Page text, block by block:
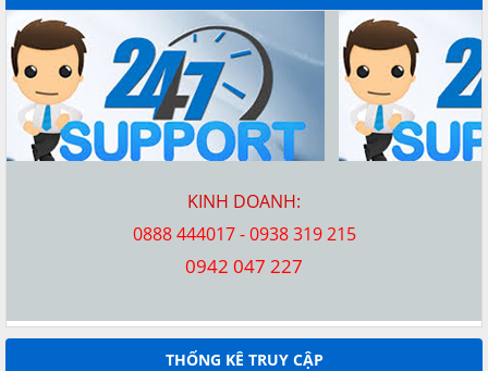
KINH DOANH:
0888 444017 - 0938 319 215
0942 047 227
THỐNG KÊ TRUY CẬP